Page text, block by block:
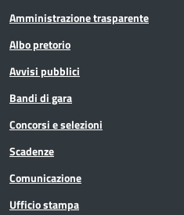
Amministrazione trasparente
Albo pretorio
Avvisi pubblici
Bandi di gara
Concorsi e selezioni
Scadenze
Comunicazione
Ufficio stampa